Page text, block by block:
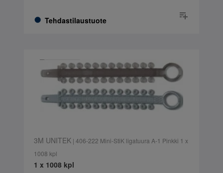
Tehdastilaustuote
3M UNITEK| 406-222 Mini-StiK ligatuura A-1 Pinkki 1 x
1008 kpl
1 x 1008 kpl